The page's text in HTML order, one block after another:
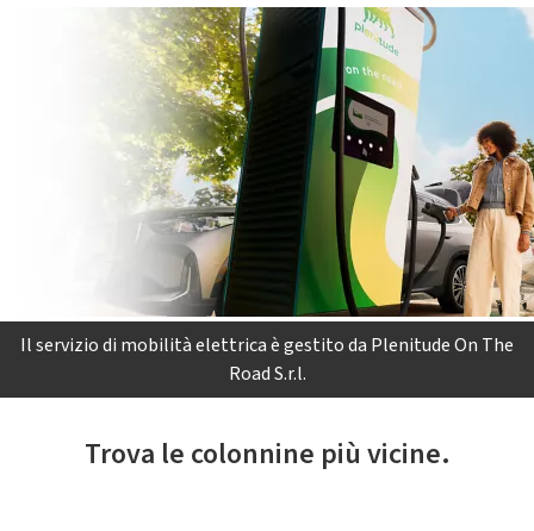
Il servizio di mobilità elettrica è gestito da Plenitude On The
Road S.r.l.
Trova le colonnine più vicine.